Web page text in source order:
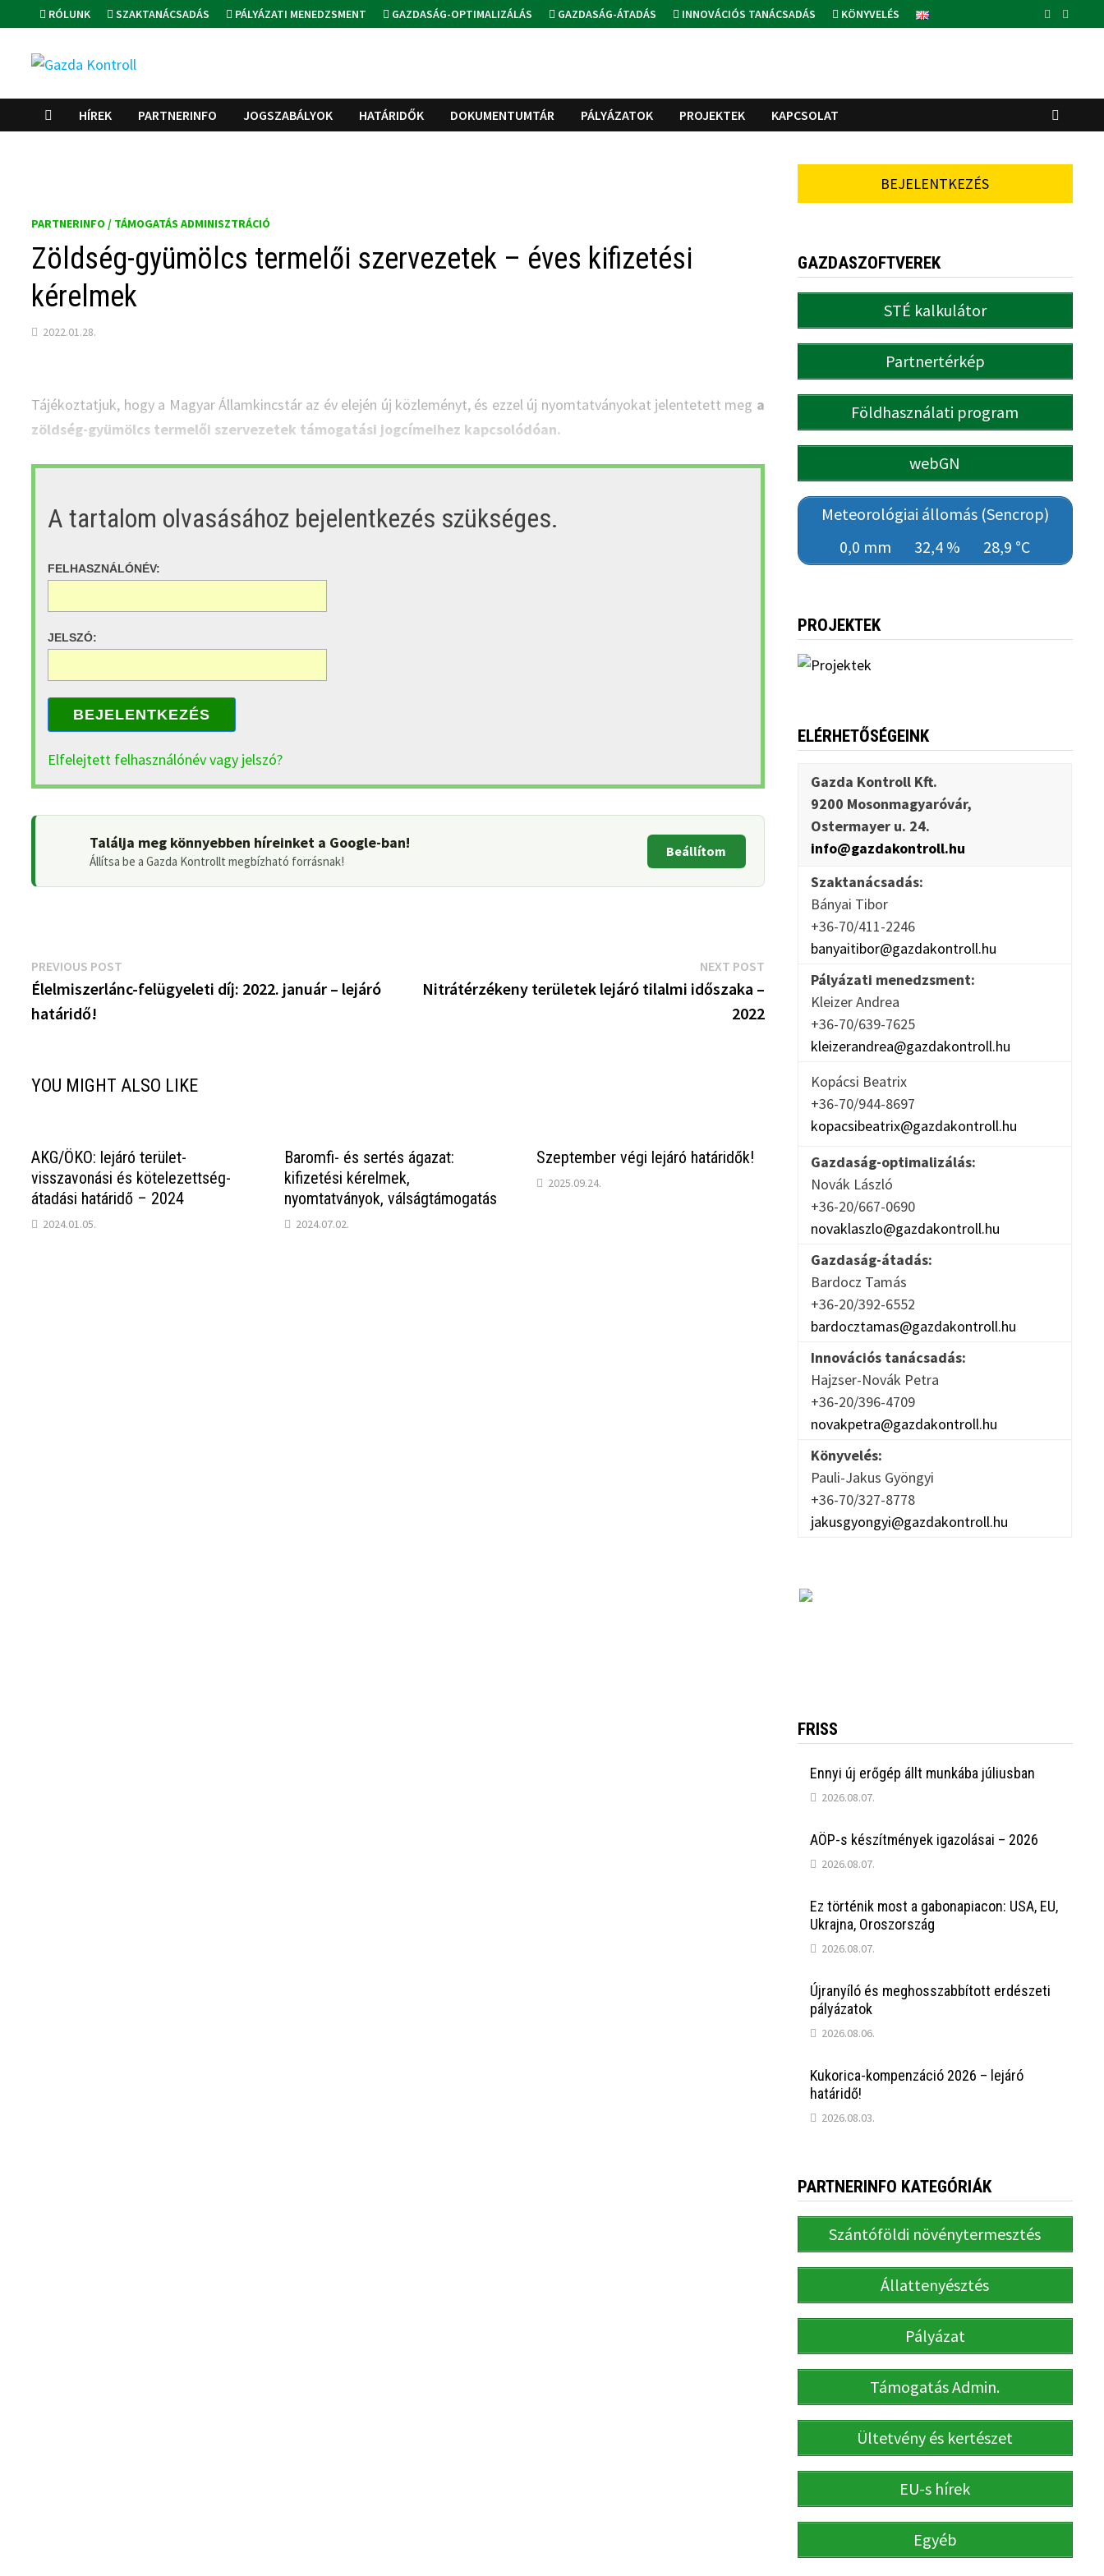
to
content
RÓLUNK SZAKTANÁCSADÁS PÁLYÁZATI MENEDZSMENT GAZDASÁG-OPTIMALIZÁLÁS GAZDASÁG-ÁTADÁS INNOVÁCIÓS TANÁCSADÁS KÖNYVELÉS
HÍREK PARTNERINFO JOGSZABÁLYOK HATÁRIDŐK DOKUMENTUMTÁR PÁLYÁZATOK PROJEKTEK KAPCSOLAT
PARTNERINFO / TÁMOGATÁS ADMINISZTRÁCIÓ
Zöldség-gyümölcs termelői szervezetek – éves kifizetési
kérelmek
2022.01.28.
Tájékoztatjuk, hogy a Magyar Államkincstár az év elején új közleményt, és ezzel új nyomtatványokat jelentetett meg a
zöldség-gyümölcs termelői szervezetek támogatási jogcímeihez kapcsolódóan.
A tartalom olvasásához bejelentkezés szükséges.
FELHASZNÁLÓNÉV:
JELSZÓ:
BEJELENTKEZÉS
Elfelejtett felhasználónév vagy jelszó?
Találja meg könnyebben híreinket a Google-ban!
Állítsa be a Gazda Kontrollt megbízható forrásnak!
Beállítom
Bejegyzés
navigáció
PREVIOUS POST
post:
Élelmiszerlánc-felügyeleti díj: 2022. január – lejáró
határidő!
NEXT POSTNext
post:
Nitrátérzékeny területek lejáró tilalmi időszaka –
2022
YOU MIGHT ALSO LIKE
AKG/ÖKO: lejáró terület-
visszavonási és kötelezettség-
átadási határidő – 2024
2024.01.05.
Baromfi- és sertés ágazat:
kifizetési kérelmek,
nyomtatványok, válságtámogatás
2024.07.02.
Szeptember végi lejáró határidők!
2025.09.24.
BEJELENTKEZÉS
GAZDASZOFTVEREK
STÉ kalkulátor
Partnertérkép
Földhasználati program
webGN
Meteorológiai állomás (Sencrop)
0,0 mm
32,4 % 28,9 °C
PROJEKTEK
ELÉRHETŐSÉGEINK
Gazda Kontroll Kft.
9200 Mosonmagyaróvár,
Ostermayer u. 24.
info@gazdakontroll.hu
Szaktanácsadás:
Bányai Tibor
+36-70/411-2246
banyaitibor@gazdakontroll.hu
Pályázati menedzsment:
Kleizer Andrea
+36-70/639-7625
kleizerandrea@gazdakontroll.hu
Kopácsi Beatrix
+36-70/944-8697
kopacsibeatrix@gazdakontroll.hu
Gazdaság-optimalizálás:
Novák László
+36-20/667-0690
novaklaszlo@gazdakontroll.hu
Gazdaság-átadás:
Bardocz Tamás
+36-20/392-6552
bardocztamas@gazdakontroll.hu
Innovációs tanácsadás:
Hajzser-Novák Petra
+36-20/396-4709
novakpetra@gazdakontroll.hu
Könyvelés:
Pauli-Jakus Gyöngyi
+36-70/327-8778
jakusgyongyi@gazdakontroll.hu
FRISS
Ennyi új erőgép állt munkába júliusban
2026.08.07.
AÖP-s készítmények igazolásai – 2026
2026.08.07.
Ez történik most a gabonapiacon: USA, EU,
Ukrajna, Oroszország
2026.08.07.
Újranyíló és meghosszabbított erdészeti
pályázatok
2026.08.06.
Kukorica-kompenzáció 2026 – lejáró
határidő!
2026.08.03.
PARTNERINFO KATEGÓRIÁK
Szántóföldi növénytermesztés
Állattenyésztés
Pályázat
Támogatás Admin.
Ültetvény és kertészet
EU-s hírek
Egyéb